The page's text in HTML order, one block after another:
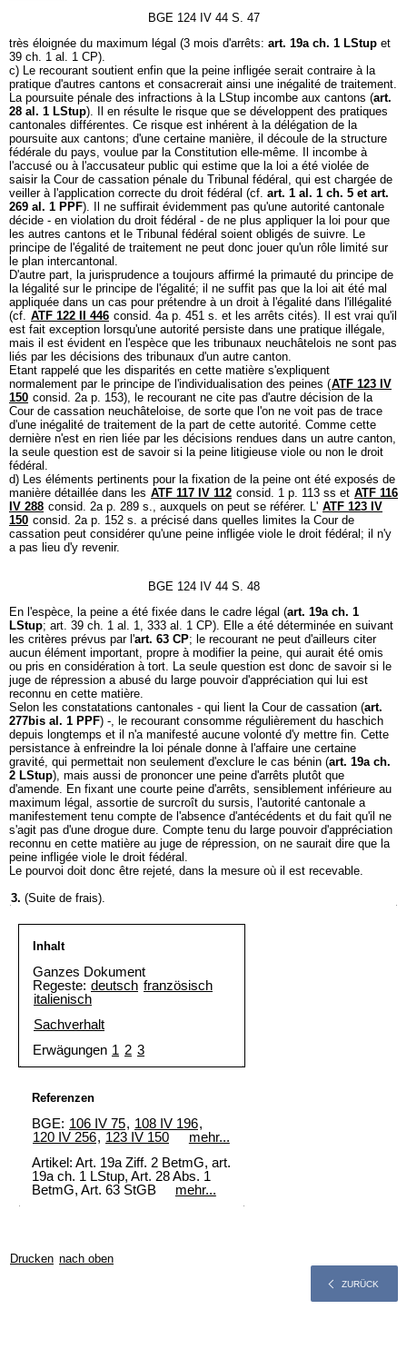
BGE 124 IV 44 S. 47
très éloignée du maximum légal (3 mois d'arrêts: art. 19a ch. 1 LStup et
39 ch. 1 al. 1 CP).
c) Le recourant soutient enfin que la peine infligée serait contraire à la
pratique d'autres cantons et consacrerait ainsi une inégalité de traitement.
La poursuite pénale des infractions à la LStup incombe aux cantons (art.
28 al. 1 LStup). Il en résulte le risque que se développent des pratiques
cantonales différentes. Ce risque est inhérent à la délégation de la
poursuite aux cantons; d'une certaine manière, il découle de la structure
fédérale du pays, voulue par la Constitution elle-même. Il incombe à
l'accusé ou à l'accusateur public qui estime que la loi a été violée de
saisir la Cour de cassation pénale du Tribunal fédéral, qui est chargée de
veiller à l'application correcte du droit fédéral (cf. art. 1 al. 1 ch. 5 et art.
269 al. 1 PPF). Il ne suffirait évidemment pas qu'une autorité cantonale
décide - en violation du droit fédéral - de ne plus appliquer la loi pour que
les autres cantons et le Tribunal fédéral soient obligés de suivre. Le
principe de l'égalité de traitement ne peut donc jouer qu'un rôle limité sur
le plan intercantonal.
D'autre part, la jurisprudence a toujours affirmé la primauté du principe de
la légalité sur le principe de l'égalité; il ne suffit pas que la loi ait été mal
appliquée dans un cas pour prétendre à un droit à l'égalité dans l'illégalité
(cf. ATF 122 II 446 consid. 4a p. 451 s. et les arrêts cités). Il est vrai qu'il
est fait exception lorsqu'une autorité persiste dans une pratique illégale,
mais il est évident en l'espèce que les tribunaux neuchâtelois ne sont pas
liés par les décisions des tribunaux d'un autre canton.
Etant rappelé que les disparités en cette matière s'expliquent
normalement par le principe de l'individualisation des peines (ATF 123 IV
150 consid. 2a p. 153), le recourant ne cite pas d'autre décision de la
Cour de cassation neuchâteloise, de sorte que l'on ne voit pas de trace
d'une inégalité de traitement de la part de cette autorité. Comme cette
dernière n'est en rien liée par les décisions rendues dans un autre canton,
la seule question est de savoir si la peine litigieuse viole ou non le droit
fédéral.
d) Les éléments pertinents pour la fixation de la peine ont été exposés de
manière détaillée dans les ATF 117 IV 112 consid. 1 p. 113 ss et ATF 116
IV 288 consid. 2a p. 289 s., auxquels on peut se référer. L' ATF 123 IV
150 consid. 2a p. 152 s. a précisé dans quelles limites la Cour de
cassation peut considérer qu'une peine infligée viole le droit fédéral; il n'y
a pas lieu d'y revenir.
BGE 124 IV 44 S. 48
En l'espèce, la peine a été fixée dans le cadre légal (art. 19a ch. 1
LStup; art. 39 ch. 1 al. 1, 333 al. 1 CP). Elle a été déterminée en suivant
les critères prévus par l'art. 63 CP; le recourant ne peut d'ailleurs citer
aucun élément important, propre à modifier la peine, qui aurait été omis
ou pris en considération à tort. La seule question est donc de savoir si le
juge de répression a abusé du large pouvoir d'appréciation qui lui est
reconnu en cette matière.
Selon les constatations cantonales - qui lient la Cour de cassation (art.
277bis al. 1 PPF) -, le recourant consomme régulièrement du haschich
depuis longtemps et il n'a manifesté aucune volonté d'y mettre fin. Cette
persistance à enfreindre la loi pénale donne à l'affaire une certaine
gravité, qui permettait non seulement d'exclure le cas bénin (art. 19a ch.
2 LStup), mais aussi de prononcer une peine d'arrêts plutôt que
d'amende. En fixant une courte peine d'arrêts, sensiblement inférieure au
maximum légal, assortie de surcroît du sursis, l'autorité cantonale a
manifestement tenu compte de l'absence d'antécédents et du fait qu'il ne
s'agit pas d'une drogue dure. Compte tenu du large pouvoir d'appréciation
reconnu en cette matière au juge de répression, on ne saurait dire que la
peine infligée viole le droit fédéral.
Le pourvoi doit donc être rejeté, dans la mesure où il est recevable.
3. (Suite de frais).
Inhalt
Ganzes Dokument
Regeste: deutsch französisch
italienisch
Sachverhalt
Erwägungen 1 2 3
Referenzen
BGE: 106 IV 75, 108 IV 196,
120 IV 256, 123 IV 150
mehr...
Artikel: Art. 19a Ziff. 2 BetmG, art.
19a ch. 1 LStup, Art. 28 Abs. 1
BetmG, Art. 63 StGB
mehr...
Drucken nach oben
ZURÜCK